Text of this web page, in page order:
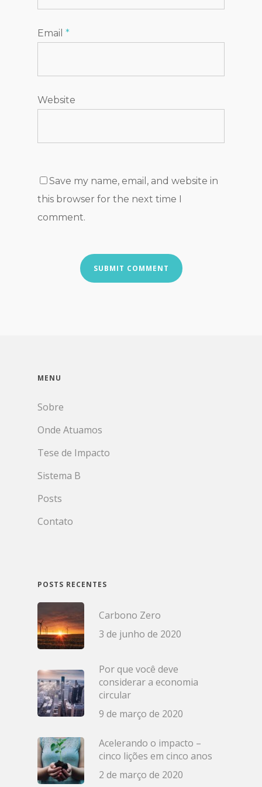
Email *
Website
Save my name, email, and website in
this browser for the next time I
comment.
MENU
Sobre
Onde Atuamos
Tese de Impacto
Sistema B
Posts
Contato
POSTS RECENTES
Carbono Zero
3 de junho de 2020
Por que você deve
considerar a economia
circular
9 de março de 2020
Acelerando o impacto –
cinco lições em cinco anos
2 de março de 2020